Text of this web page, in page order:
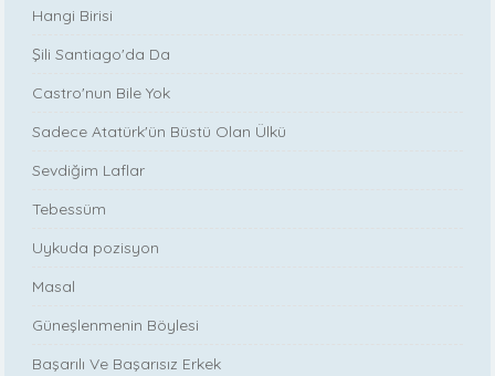
Hangi Birisi
Şili Santiago'da Da
Castro'nun Bile Yok
Sadece Atatürk'ün Büstü Olan Ülkü
Sevdiğim Laflar
Tebessüm
Uykuda pozisyon
Masal
Güneşlenmenin Böylesi
Başarılı Ve Başarısız Erkek